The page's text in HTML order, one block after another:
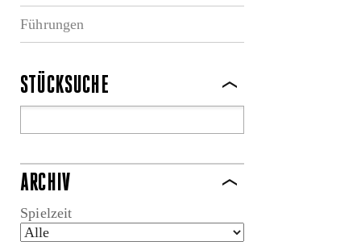
Führungen
STÜCKSUCHE
ARCHIV
Spielzeit